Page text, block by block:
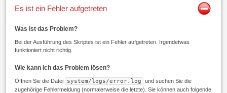
Es ist ein Fehler aufgetreten
Was ist das Problem?
Bei der Ausführung des Skriptes ist ein Fehler aufgetreten. Irgendetwas
funktioniert nicht richtig.
Wie kann ich das Problem lösen?
Öffnen Sie die Datei system/logs/error.log
und suchen Sie die
zugehörige Fehlermeldung (normalerweise die letzte). Sie können auch folgende